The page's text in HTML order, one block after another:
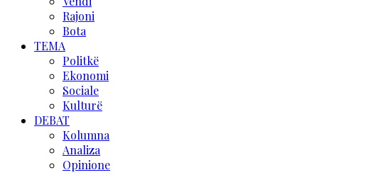
Rajoni
Bota
TEMA
Politkë
Ekonomi
Sociale
Kulturë
DEBAT
Kolumna
Analiza
Opinione